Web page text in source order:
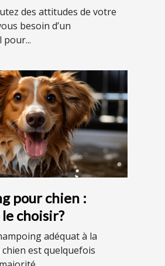
des attitudes de votre
besoin d’un
pour chien :
choisir?
adéquat à la
est quelquefois